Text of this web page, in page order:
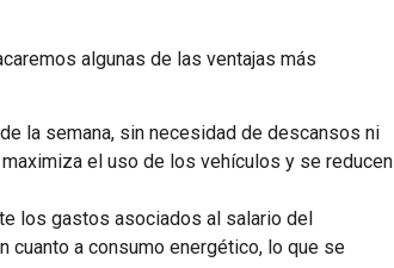
algunas de las ventajas más
la semana, sin necesidad de descansos ni
el uso de los vehículos y se reducen
los gastos asociados al salario del
cuanto a consumo energético, lo que se